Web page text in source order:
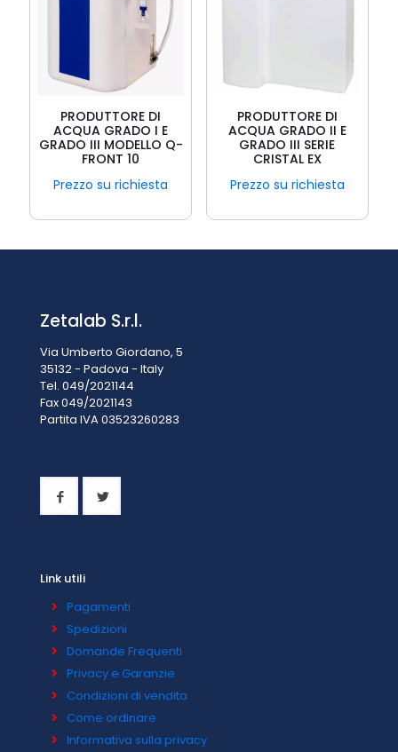
PRODUTTORE DI
ACQUA GRADO I E
GRADO III MODELLO Q-
FRONT 10
Prezzo su richiesta
PRODUTTORE DI
ACQUA GRADO II E
GRADO III SERIE
CRISTAL EX
Prezzo su richiesta
Zetalab S.r.l.
Via Umberto Giordano, 5
35132 - Padova - Italy
Tel. 049/2021144
Fax 049/2021143
Partita IVA 03523260283
Link utili
Pagamenti
Spedizioni
Domande Frequenti
Privacy e Garanzie
Condizioni di vendita
Come ordinare
Informativa sulla privacy